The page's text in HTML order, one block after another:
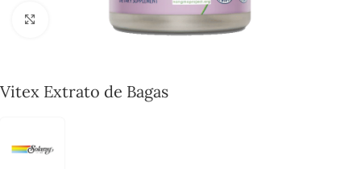
Click to enlarge
Vitex Extrato de Bagas